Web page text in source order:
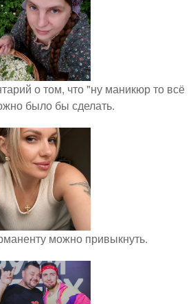
о том, что "ну маникюр то всё
было бы сделать.
можно привыкнуть.